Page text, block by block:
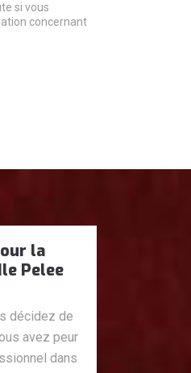
si vous
concernant
la
Pelee
décidez de
avez peur
dans